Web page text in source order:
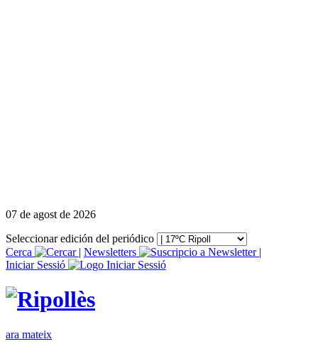
07 de agost de 2026
Seleccionar edición del periódico
Cerca
| Newsletters
|
Iniciar Sessió
ara mateix